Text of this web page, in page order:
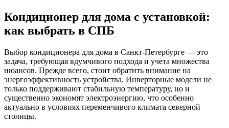
Кондиционер для дома с установкой:
как выбрать в СПБ
Выбор кондиционера для дома в Санкт-Петербурге — это
задача, требующая вдумчивого подхода и учета множества
нюансов. Прежде всего, стоит обратить внимание на
энергоэффективность устройства. Инверторные модели не
только поддерживают стабильную температуру, но и
существенно экономят электроэнергию, что особенно
актуально в условиях переменчивого климата северной
столицы.